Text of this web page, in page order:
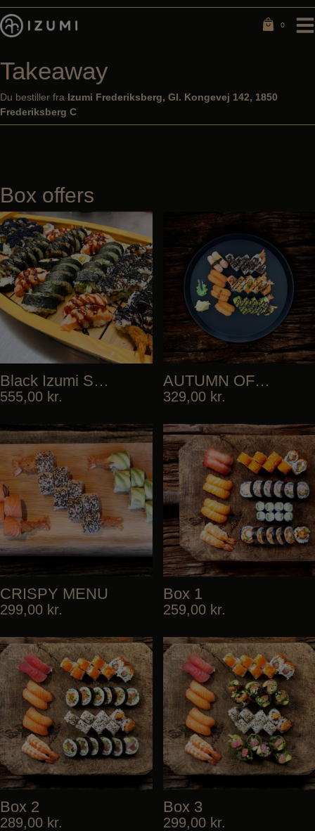
Hop
til
indholdet
0
0
Takeaway
Du bestiller fra Izumi Frederiksberg, Gl. Kongevej 142, 1850
Frederiksberg C
Box offers
Black Izumi Special
555,00 kr.
AUTUMN OFFER
329,00 kr.
CRISPY MENU
299,00 kr.
Box 1
259,00 kr.
Box 2
289,00 kr.
Box 3
299,00 kr.